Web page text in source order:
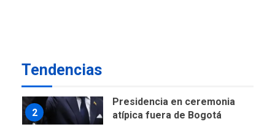
Tendencias
2
Presidencia en ceremonia
atípica fuera de Bogotá